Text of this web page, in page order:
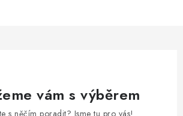
vám s výběrem
s něčím poradit? Jsme tu pro vás!